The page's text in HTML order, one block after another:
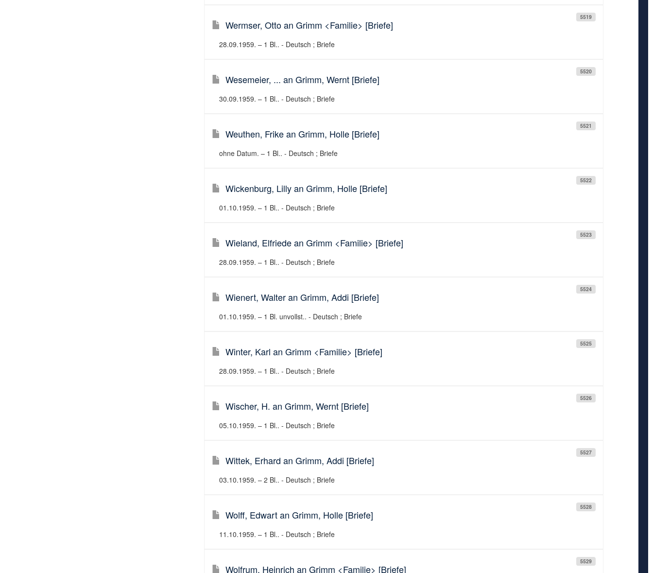
5519
Wermser, Otto an Grimm <Familie> [Briefe]
28.09.1959. – 1 Bl.. - Deutsch ; Briefe
5520
Wesemeier, ... an Grimm, Wernt [Briefe]
30.09.1959. – 1 Bl.. - Deutsch ; Briefe
5521
Weuthen, Frike an Grimm, Holle [Briefe]
ohne Datum. – 1 Bl.. - Deutsch ; Briefe
5522
Wickenburg, Lilly an Grimm, Holle [Briefe]
01.10.1959. – 1 Bl.. - Deutsch ; Briefe
5523
Wieland, Elfriede an Grimm <Familie> [Briefe]
28.09.1959. – 1 Bl.. - Deutsch ; Briefe
5524
Wienert, Walter an Grimm, Addi [Briefe]
01.10.1959. – 1 Bl. unvollst.. - Deutsch ; Briefe
5525
Winter, Karl an Grimm <Familie> [Briefe]
28.09.1959. – 1 Bl.. - Deutsch ; Briefe
5526
Wischer, H. an Grimm, Wernt [Briefe]
05.10.1959. – 1 Bl.. - Deutsch ; Briefe
5527
Wittek, Erhard an Grimm, Addi [Briefe]
03.10.1959. – 2 Bl.. - Deutsch ; Briefe
5528
Wolff, Edwart an Grimm, Holle [Briefe]
11.10.1959. – 1 Bl.. - Deutsch ; Briefe
5529
Wolfrum, Heinrich an Grimm <Familie> [Briefe]